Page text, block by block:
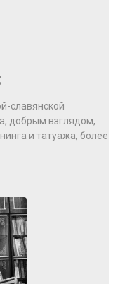
славянской
добрым взглядом,
и татуажа, более